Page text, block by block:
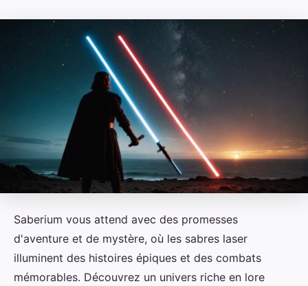
Saberium vous attend avec des promesses
d'aventure et de mystère, où les sabres laser
illuminent des histoires épiques et des combats
mémorables. Découvrez un univers riche en lore